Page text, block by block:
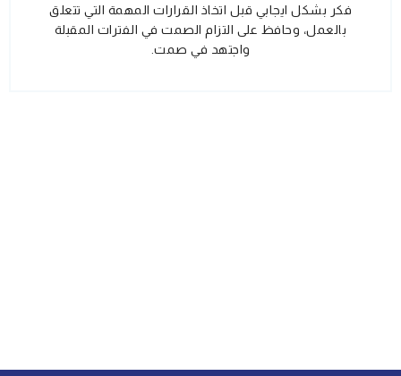
فكر بشكل ايجابي قبل اتخاذ القرارات المهمة التي تتعلق
بالعمل، وحافظ على التزام الصمت في الفترات المقبلة
واجتهد في صمت.